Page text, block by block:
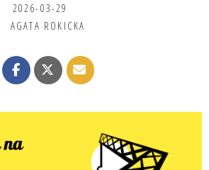
2026-03-29
AGATA ROKICKA